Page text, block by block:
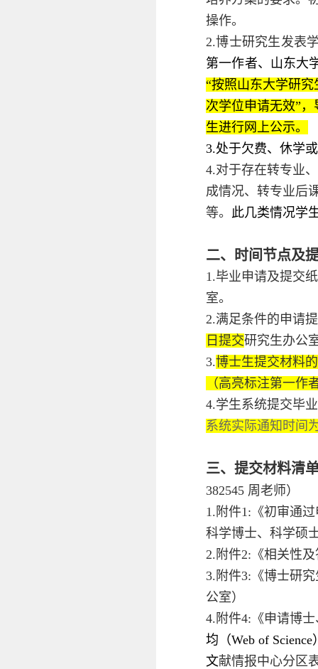
操作。
2.博士研究生发表
第一作者、山东大
“按照山东大学研
次学位申请无效”
生进行网上公示。
3.处于欠费、休学
4.对于存在转专业
成情况、转专业后
等。 此几类情况学
二、时间节点及
1.毕业申请及提交
室。
2.满足条件的申请
日提交研究生办公
3.博士生提交材料
（高亮标注第一作
4.学生系统提交毕
系统实际通知时间
三、提交材料清
382545 周老师）
1.附件1:《初审通
科学博士、科学硕
2.附件2:《相关性
3.附件3:《博士研
公室）
4.附件4:《申请博
均（Web of
文献情报中心分区